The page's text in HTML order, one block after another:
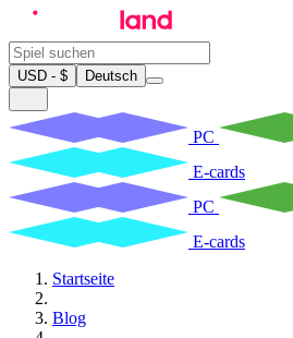
USD - $ Deutsch
PC
E-cards
PC
E-cards
Startseite
Blog